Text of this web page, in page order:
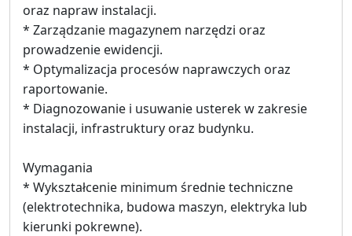
oraz napraw instalacji.
* Zarządzanie magazynem narzędzi oraz
prowadzenie ewidencji.
* Optymalizacja procesów naprawczych oraz
raportowanie.
* Diagnozowanie i usuwanie usterek w zakresie
instalacji, infrastruktury oraz budynku.
Wymagania
* Wykształcenie minimum średnie techniczne
(elektrotechnika, budowa maszyn, elektryka lub
kierunki pokrewne).